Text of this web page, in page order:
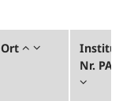
Ort
Nr.